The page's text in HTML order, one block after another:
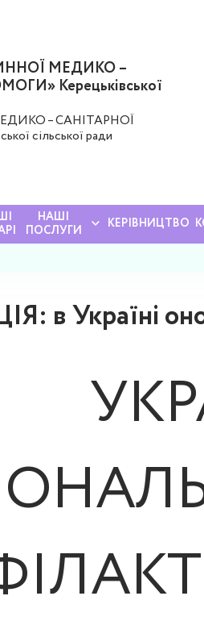
МЕДИКО –
Керецьківської
– САНІТАРНОЇ
сільської ради
НАШІ
ПОСЛУГИ
КЕРІВНИЦТВО
в Україні